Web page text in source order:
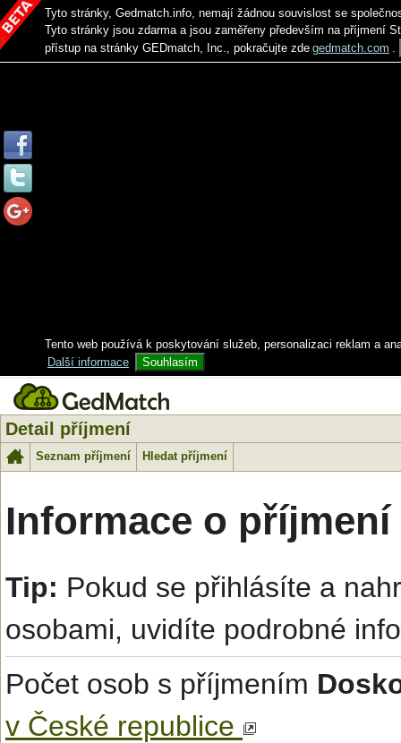
Tyto stránky, Gedmatch.info, nemají žádnou souvislost se
Tyto stránky jsou zdarma a jsou zaměřeny především na příjmení
přístup na stránky GEDmatch, Inc., pokračujte zde gedmatch.com .
Tento web používá k poskytování služeb, personalizaci reklam a
Další informace
Souhlasím
Detail příjmení
Seznam příjmení Hledat příjmení
Informace o
Tip: Pokud se přihlásíte a
osobami, uvidíte podrobné
Počet osob s příjmením
v České republice